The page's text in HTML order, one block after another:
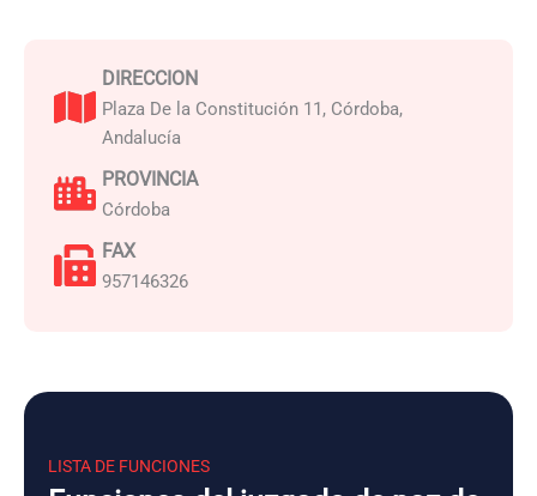
DIRECCION
Plaza De la Constitución 11, Córdoba,
Andalucía
PROVINCIA
Córdoba
FAX
957146326
LISTA DE FUNCIONES